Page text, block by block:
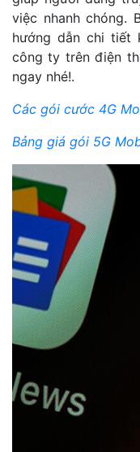
việc nhanh chóng.
hướng dẫn chi tiết
công ty trên điện
ngay nhé!.
Các gói cước 4G
Bảng giá gói 5G